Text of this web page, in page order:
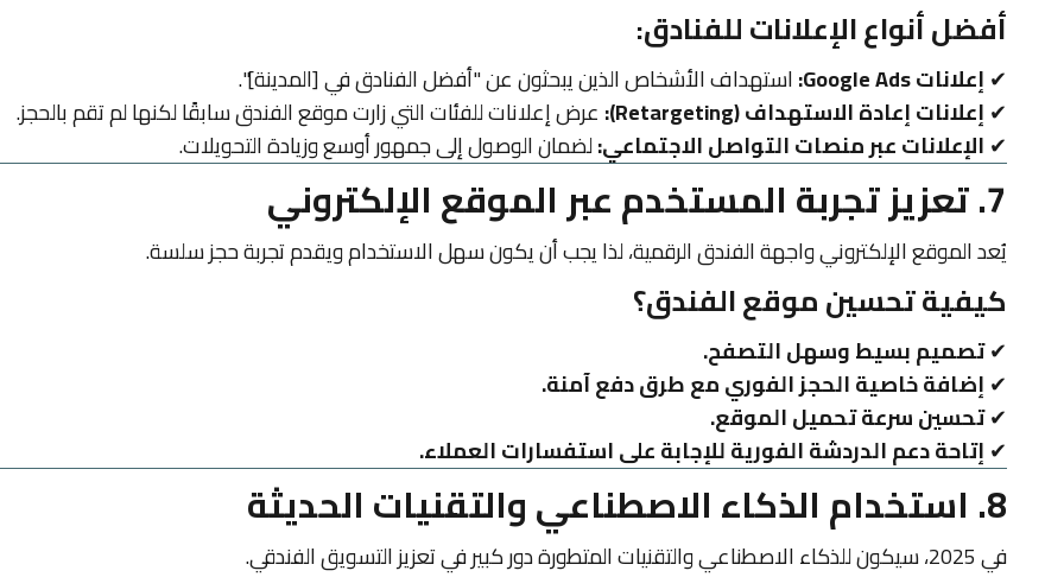
أفضل أنواع الإعلانات للفنادق:
✔ إعلانات Google Ads:
استهداف الأشخاص الذين يبحثون عن "أفضل الفنادق في [المدينة]".
✔ إعلانات إعادة الاستهداف (Retargeting):
عرض إعلانات للفئات التي زارت موقع الفندق سابقًا لكنها لم تقم بالحجز.
✔ الإعلانات عبر منصات التواصل الاجتماعي:لضمان الوصول إلى جمهور أوسع وزيادة التحويلات.
7. تعزيز تجربة المستخدم عبر الموقع الإلكتروني
يُعد الموقع الإلكتروني واجهة الفندق الرقمية، لذا يجب أن يكون سهل الاستخدام ويقدم تجربة حجز سلسة.
كيفية تحسين موقع الفندق؟
✔تصميم بسيط وسهل التصفح.
✔ إضافة خاصية الحجز الفوري مع طرق دفع آمنة.
✔تحسين سرعة تحميل الموقع.
✔ إتاحة دعم الدردشة الفورية للإجابة على استفسارات العملاء.
8. استخدام الذكاء الاصطناعي والتقنيات الحديثة
في 2025، سيكون للذكاء الاصطناعي والتقنيات المتطورة دور كبير في تعزيز التسويق الفندقي.